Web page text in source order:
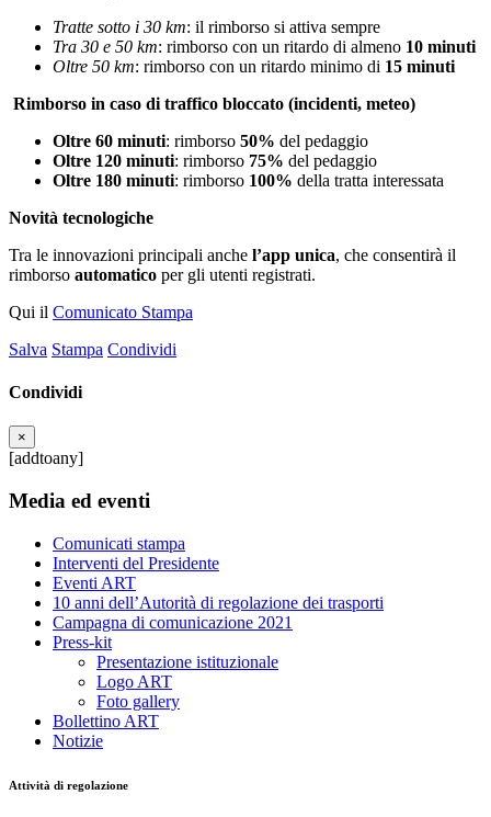
Tratte sotto i 30 km: il rimborso si attiva sempre
Tra 30 e 50 km: rimborso con un ritardo di almeno 10 minuti
Oltre 50 km: rimborso con un ritardo minimo di 15 minuti
Rimborso in caso di traffico bloccato (incidenti, meteo)
Oltre 60 minuti: rimborso 50% del pedaggio
Oltre 120 minuti: rimborso 75% del pedaggio
Oltre 180 minuti: rimborso 100% della tratta interessata
Novità tecnologiche
Tra le innovazioni principali anche l’app unica, che consentirà il
rimborso automatico per gli utenti registrati.
Qui il Comunicato Stampa
Salva Stampa Condividi
Condividi
×
[addtoany]
Media ed eventi
Comunicati stampa
Interventi del Presidente
Eventi ART
10 anni dell’Autorità di regolazione dei trasporti
Campagna di comunicazione 2021
Press-kit
Presentazione istituzionale
Logo ART
Foto gallery
Bollettino ART
Notizie
Attività di regolazione